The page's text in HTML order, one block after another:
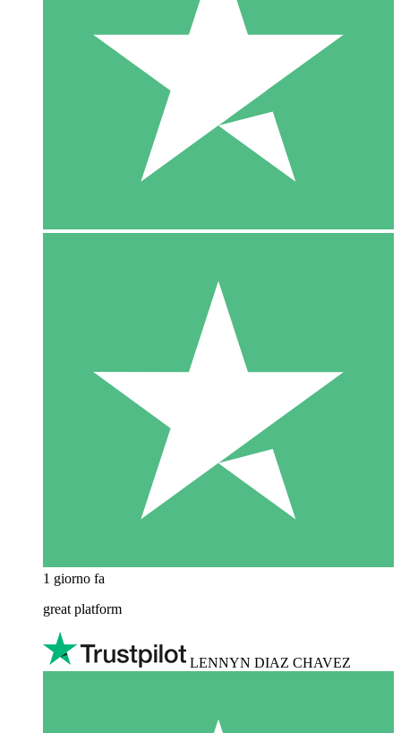
1 giorno fa
great platform
LENNYN DIAZ CHAVEZ